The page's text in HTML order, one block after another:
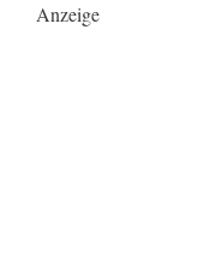
Anzeige